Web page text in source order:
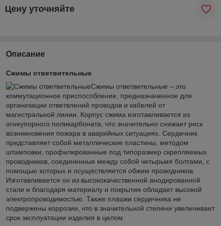
Цену уточняйте
Описание
Сжимы ответвительные
Сжимы ответвительные – это
коммутационное приспособление, предназначенное для
организации ответвлений проводов и кабелей от
магистральной линии. Корпус сжима изготавливается из
огнеупорного поликарбоната, что значительно снижает риск
возникновения пожара в аварийных ситуациях. Сердечник
представляет собой металлические пластины, методом
штамповки, профилированные под типоразмер скрепляемых
проводников, соединенные между собой четырьмя болтами, с
помощью которых и осуществляется обжим проводников.
Изготавливается он из высококачественной анодированной
стали и благодаря материалу и покрытия обладает высокой
электропроводимостью. Также плашки сердечника не
подвержены коррозии, что в значительной степени увеличивает
срок эксплуатации изделия в целом.